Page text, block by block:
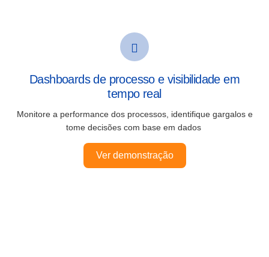
Dashboards de processo e visibilidade em
tempo real
Monitore a performance dos processos, identifique gargalos e
tome decisões com base em dados
Ver demonstração